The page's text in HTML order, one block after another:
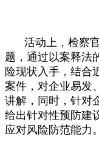
活动上，检
题，通过以案释
险现状入手，
案件，对企业易发
讲解，同时，
给出针对性预防建议
应对风险防范能力。